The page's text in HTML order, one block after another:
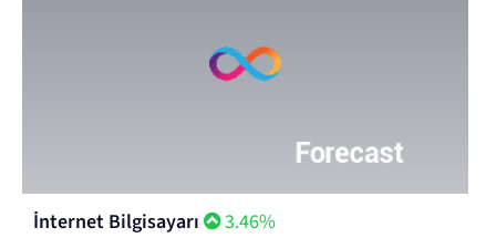
İnternet Bilgisayarı 3.46%